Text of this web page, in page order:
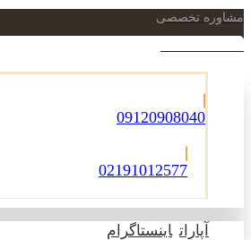
مشاوره تخصصی
09120908040
02191012577
آپارات اینستاگرام